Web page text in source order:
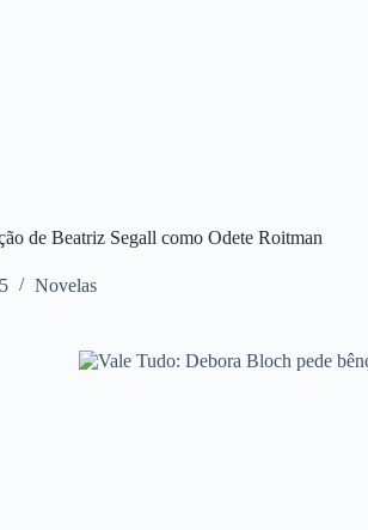
de Beatriz Segall como Odete Roitman
Novelas